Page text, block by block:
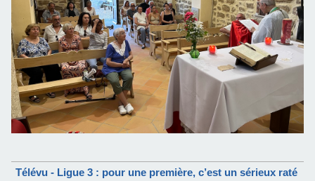
Télévu - Ligue 3 : pour une première, c’est un sérieux raté